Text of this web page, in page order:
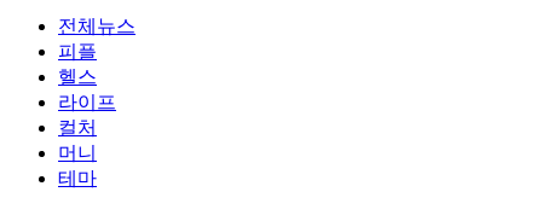
전체뉴스
피플
헬스
라이프
컬처
머니
테마